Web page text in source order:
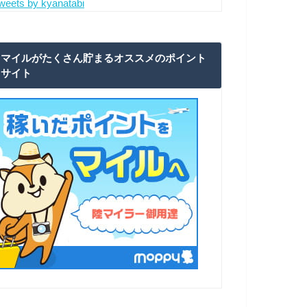
by kyanatabi
マイルがたくさん貯まるオススメのポイント
サイト